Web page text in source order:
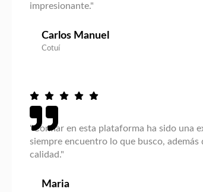
impresionante."
Carlos Manuel
Cotuí
"Confiar en esta plataforma ha sido una
siempre encuentro lo que busco,
calidad."
Maria